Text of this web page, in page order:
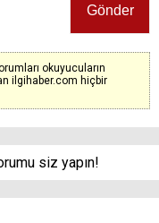
okuyucuların
ilgihaber.com hiçbir
siz yapın!